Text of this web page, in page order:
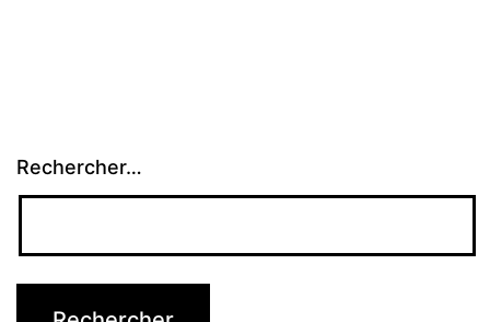
Rechercher…